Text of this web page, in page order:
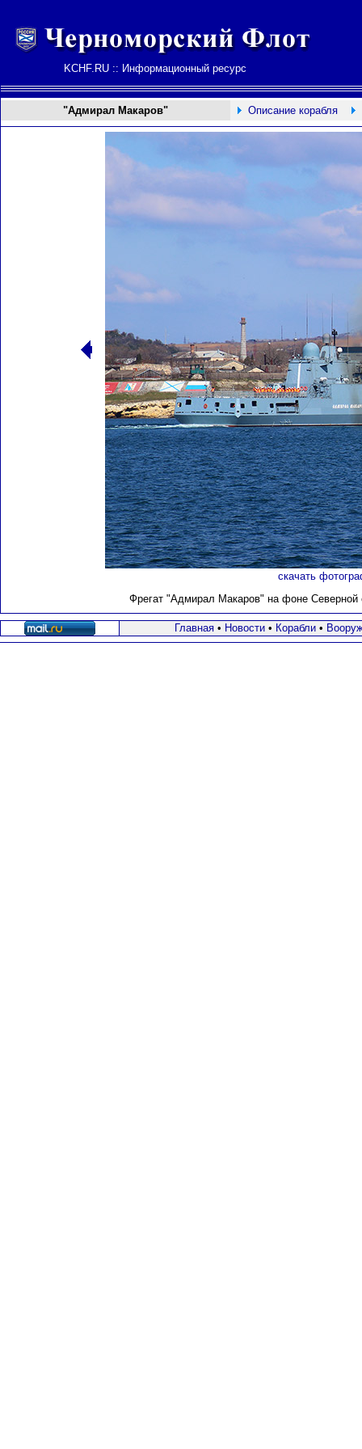
KCHF.RU :: Информационный ресурс
"Адмирал Макаров" Описание корабля
скачать
Фрегат "Адмирал Макаров" на фоне Северной
Главная• Новости• Корабли•